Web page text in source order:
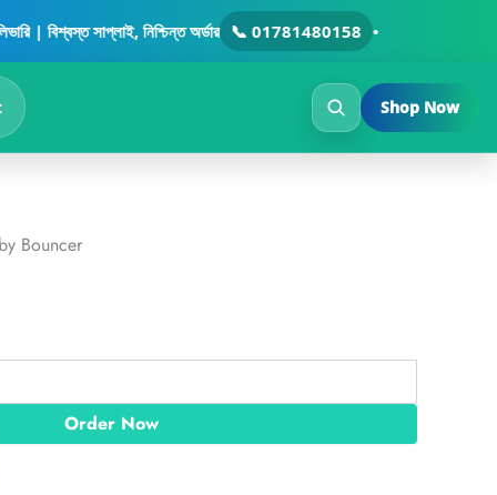
সাপ্লাই, নিশ্চিন্ত অর্ডার 📞 01781480158 •
Shop Now
Bouncer
.
Order Now